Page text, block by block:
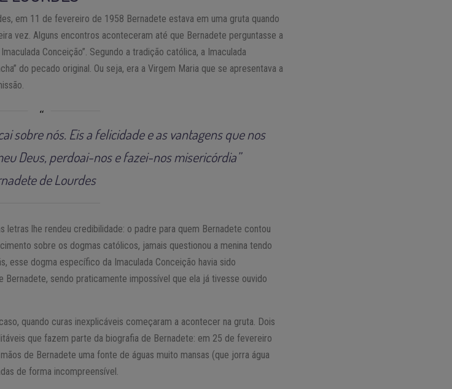
em 11 de fevereiro de 1958 Bernadete estava em uma gruta quando
vez. Alguns encontros aconteceram até que Bernadete perguntasse a
Conceição”. Segundo a tradição católica, a Imaculada
do pecado original. Ou seja, era a Virgem Maria que se apresentava a
sobre nós. Eis a felicidade e as vantagens que nos
Deus, perdoai-nos e fazei-nos misericórdia”
de Lourdes
letras lhe rendeu credibilidade: o padre para quem Bernadete contou
sobre os dogmas católicos, jamais questionou a menina tendo
esse dogma específico da Imaculada Conceição havia sido
sendo praticamente impossível que ela já tivesse ouvido
quando curas inexplicáveis começaram a acontecer na gruta. Dois
que fazem parte da biografia de Bernadete: em 25 de fevereiro
de Bernadete uma fonte de águas muito mansas (que jorra água
de forma incompreensível.